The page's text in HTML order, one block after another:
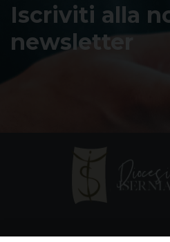
Iscriviti alla
newsletter